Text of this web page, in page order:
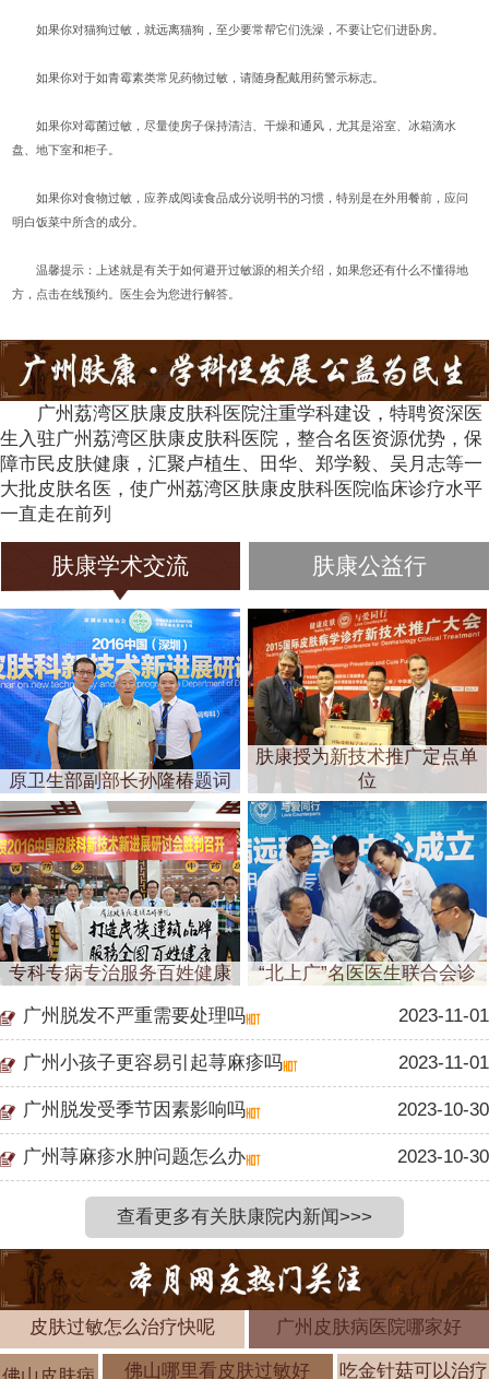
如果你对猫狗过敏，就远离猫狗，至少要常帮它们洗澡，不要让它们进卧房。
如果你对于如青霉素类常见药物过敏，请随身配戴用药警示标志。
如果你对霉菌过敏，尽量使房子保持清洁、干燥和通风，尤其是浴室、冰箱滴水
盘、地下室和柜子。
如果你对食物过敏，应养成阅读食品成分说明书的习惯，特别是在外用餐前，应问
明白饭菜中所含的成分。
温馨提示：上述就是有关于如何避开过敏源的相关介绍，如果您还有什么不懂得地
方，点击在线预约。医生会为您进行解答。
广州荔湾区肤康皮肤科医院注重学科建设，特聘资深医
生入驻广州荔湾区肤康皮肤科医院，整合名医资源优势，保
障市民皮肤健康，汇聚卢植生、田华、郑学毅、吴月志等一
大批皮肤名医，使广州荔湾区肤康皮肤科医院临床诊疗水平
一直走在前列
肤康学术交流 肤康公益行
原卫生部副部长孙隆椿题词
肤康授为新技术推广定点单
位
专科专病专治服务百姓健康 “北上广”名医医生联合会诊
广州脱发不严重需要处理吗 2023-11-01
广州小孩子更容易引起荨麻疹吗 2023-11-01
广州脱发受季节因素影响吗 2023-10-30
广州荨麻疹水肿问题怎么办 2023-10-30
查看更多有关肤康院内新闻>>>
皮肤过敏怎么治疗快呢 广州皮肤病医院哪家好
佛山哪里看皮肤过敏好
吃金针菇可以治疗